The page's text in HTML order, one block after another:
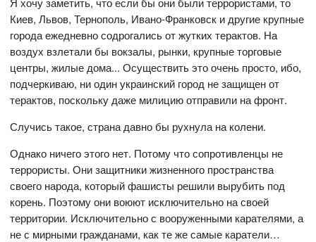
Киев, Львов, Тернополь, Ивано-Франковск и другие крупные
города ежедневно содрогались от жутких терактов. На
воздух взлетали бы вокзалы, рынки, крупные торговые
центры, жилые дома... Осуществить это очень просто, ибо,
подчеркиваю, ни один украинский город не защищен от
терактов, поскольку даже милицию отправили на фронт.
Случись такое, страна давно бы рухнула на колени.
Однако ничего этого нет. Потому что сопротивленцы не
террористы. Они защитники жизненного пространства
своего народа, который фашисты решили вырубить под
корень. Поэтому они воюют исключительно на своей
территории. Исключительно с вооруженными карателями, а
не с мирными гражданами, как те же самые каратели…